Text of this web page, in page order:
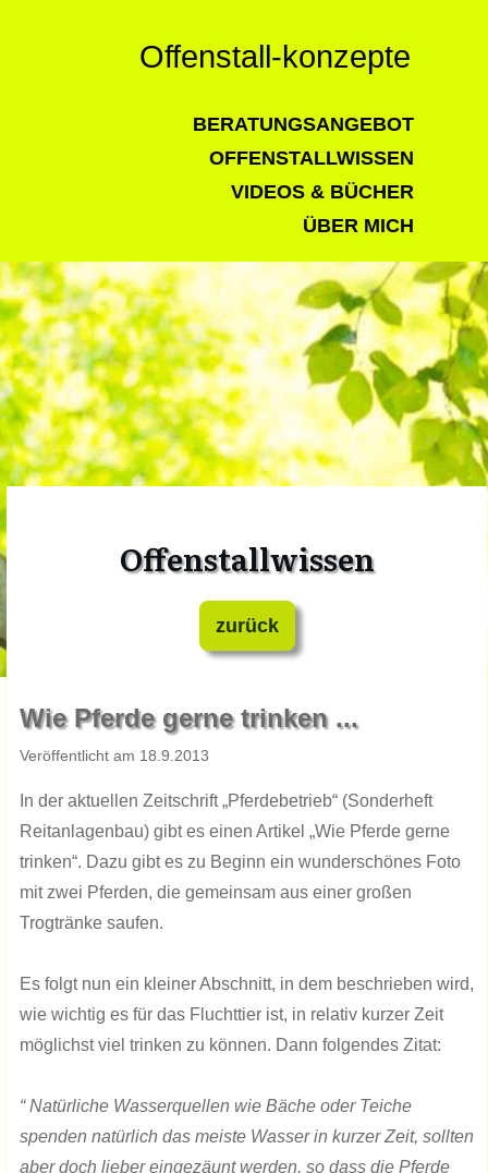
Offenstall-konzepte
BERATUNGSANGEBOT
OFFENSTALLWISSEN
VIDEOS & BÜCHER
ÜBER MICH
Offenstallwissen
zurück
​Wie Pferde gerne trinken ...
​Veröffentlicht am ​​​​18.​​​9.201​​​3
In der aktuellen Zeitschrift „Pferdebetrieb“ (Sonderheft
Reitanlagenbau) gibt es einen Artikel „Wie Pferde gerne
trinken“. Dazu gibt es zu Beginn ein wunderschönes Foto
mit zwei Pferden, die gemeinsam aus einer großen
Trogtränke saufen.
Es folgt nun ein kleiner Abschnitt, in dem beschrieben wird,
wie wichtig es für das Fluchttier ist, in relativ kurzer Zeit
möglichst viel trinken zu können. Dann folgendes Zitat:
“ Natürliche Wasserquellen wie Bäche oder Teiche
spenden natürlich das meiste Wasser in kurzer Zeit, sollten
aber doch lieber eingezäunt werden, so dass die Pferde